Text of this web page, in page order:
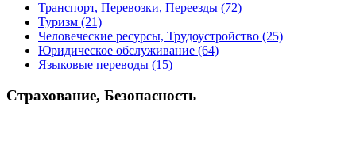
Транспорт, Перевозки, Переезды (72)
Туризм (21)
Человеческие ресурсы, Трудоустройство (25)
Юридическое обслуживание (64)
Языковые переводы (15)
Страхование, Безопасность